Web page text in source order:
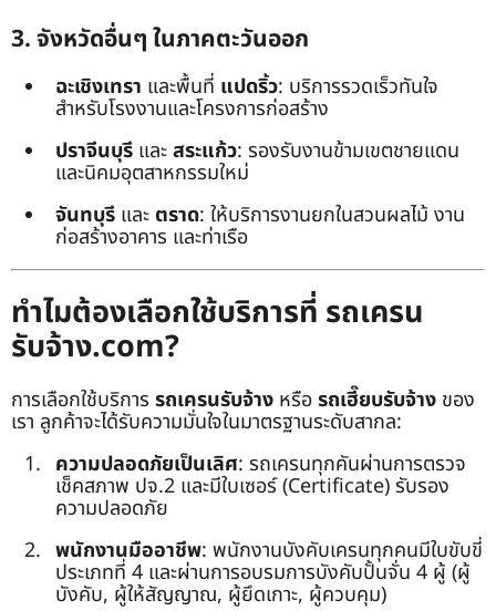
3. จังหวัดอื่นๆ ในภาคตะวันออก
ฉะเชิงเทรา และพื้นที่ แปดริ้ว: บริการรวดเร็วทันใจ
สำหรับโรงงานและโครงการก่อสร้าง
ปราจีนบุรี และสระแก้ว: รองรับงานข้ามเขตชายแดน
และนิคมอุตสาหกรรมใหม่
จันทบุรี และ ตราด: ให้บริการงานยกในสวนผลไม้ งาน
ก่อสร้างอาคาร และท่าเรือ
ทำไมต้องเลือกใช้บริการที่ รถเครน
รับจ้าง.com?
การเลือกใช้บริการ รถเครนรับจ้าง หรือรถเฮี๊ยบรับจ้าง ของ
เรา ลูกค้าจะได้รับความมั่นใจในมาตรฐานระดับสากล:
ความปลอดภัยเป็นเลิศ: รถเครนทุกคันผ่านการตรวจ
เช็คสภาพ ปจ.2 และมีใบเซอร์ (Certificate) รับรอง
ความปลอดภัย
พนักงานมืออาชีพ: พนักงานบังคับเครนทุกคนมีใบขับขี่
ประเภทที่ 4 และผ่านการอบรมการบังคับปั้นจั่น 4 ผู้ (ผู้
บังคับ, ผู้ให้สัญญาณ, ผู้ยึดเกาะ, ผู้ควบคุม)